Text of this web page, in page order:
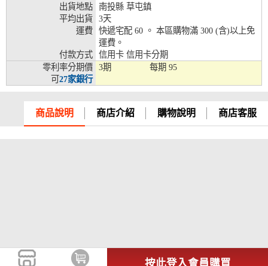
出貨地點
南投縣 草屯鎮
平均出貨
3天
運費
快遞宅配 60 。 本區購物滿 300 (含)以上免
運費。
付款方式
信用卡 信用卡分期
零利率分期價
可27家銀行
3期 每期 95
商品說明 商店介紹 購物說明 商店客服
按此登入會員購買
兆豐銀行、合作金庫、第一銀行、華南銀行、
彰化銀行、上海銀行、富邦銀行、國泰世華、
台灣企銀、台中銀行、匯豐銀行、華泰銀行、
臺灣新光銀行、陽信銀行、聯邦銀行、遠東商
銀、元大銀行、永豐銀行、玉山銀行、凱基銀
行、星展銀行、台新銀行、安泰銀行、中國信
託、台灣樂天、三信商銀
彰化銀行、上海銀行、富邦銀行、國泰世華、
台灣企銀、台中銀行、匯豐銀行、華泰銀行、